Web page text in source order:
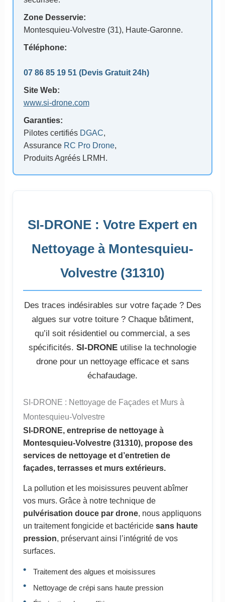
Zone Desservie:
Montesquieu-Volvestre (31), Haute-Garonne.
Téléphone:
07 86 85 19 51(Devis Gratuit 24h)
Site Web:
www.si-drone.com
Garanties:
Pilotes certifiés DGAC,
Assurance RC Pro Drone,
Produits Agréés LRMH.
SI-DRONE : Votre Expert en
Nettoyage à Montesquieu-
Volvestre (31310)
Des traces indésirables sur votre façade ? Des
algues sur votre toiture ? Chaque bâtiment,
qu’il soit résidentiel ou commercial, a ses
spécificités. SI-DRONE utilise la technologie
drone pour un nettoyage efficace et sans
échafaudage.
SI-DRONE : Nettoyage de Façades et Murs à
Montesquieu-Volvestre
SI-DRONE, entreprise de nettoyage à
Montesquieu-Volvestre (31310), propose des
services de nettoyage et d’entretien de
façades, terrasses et murs extérieurs.
La pollution et les moisissures peuvent abîmer
vos murs. Grâce à notre technique de
pulvérisation douce par drone, nous appliquons
un traitement fongicide et bactéricide sans haute
pression, préservant ainsi l’intégrité de vos
surfaces.
Traitement des algues et moisissures
Nettoyage de crépi sans haute pression